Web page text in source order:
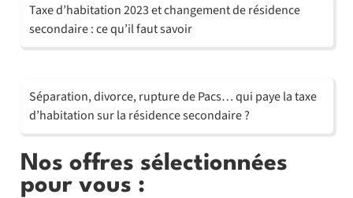
Taxe d’habitation 2023 et changement de résidence
secondaire : ce qu’il faut savoir
Séparation, divorce, rupture de Pacs… qui paye la taxe
d’habitation sur la résidence secondaire ?
Nos offres sélectionnées
pour vous :